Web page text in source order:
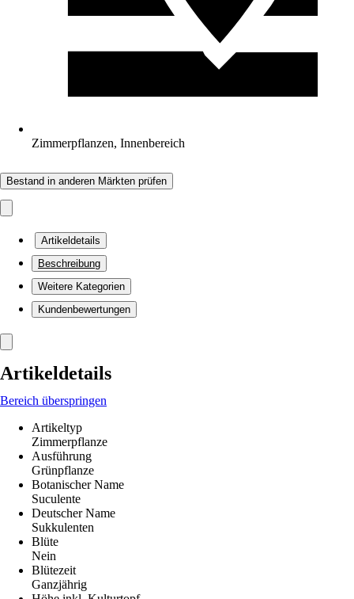
Zimmerpflanzen, Innenbereich
Bestand in anderen Märkten prüfen
Artikeldetails
Beschreibung
Weitere Kategorien
Kundenbewertungen
Artikeldetails
Bereich überspringen
Artikeltyp
Zimmerpflanze
Ausführung
Grünpflanze
Botanischer Name
Suculente
Deutscher Name
Sukkulenten
Blüte
Nein
Blütezeit
Ganzjährig